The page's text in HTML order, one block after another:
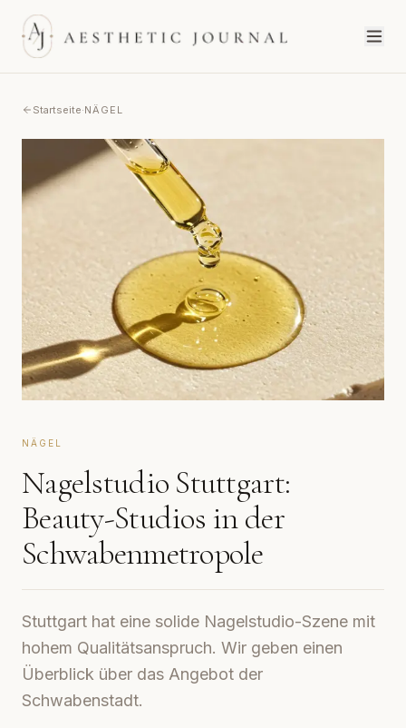
Startseite·NÄGEL
NÄGEL
Nagelstudio Stuttgart:
Beauty-Studios in der
Schwabenmetropole
Stuttgart hat eine solide Nagelstudio-Szene mit
hohem Qualitätsanspruch. Wir geben einen
Überblick über das Angebot der
Schwabenstadt.